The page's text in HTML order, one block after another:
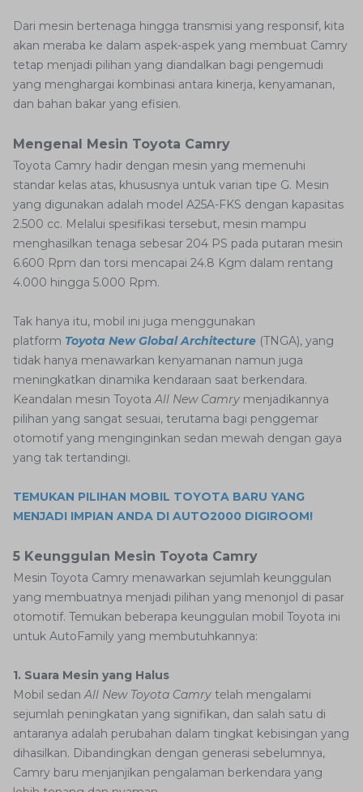
Dari mesin bertenaga hingga transmisi yang responsif, kita
akan meraba ke dalam aspek-aspek yang membuat Camry
tetap menjadi pilihan yang diandalkan bagi pengemudi
yang menghargai kombinasi antara kinerja, kenyamanan,
dan bahan bakar yang efisien.
Mengenal Mesin Toyota Camry
Toyota Camry hadir dengan mesin yang memenuhi
standar kelas atas, khususnya untuk varian tipe G. Mesin
yang digunakan adalah model A25A-FKS dengan kapasitas
2.500 cc. Melalui spesifikasi tersebut, mesin mampu
menghasilkan tenaga sebesar 204 PS pada putaran mesin
6.600 Rpm dan torsi mencapai 24.8 Kgm dalam rentang
4.000 hingga 5.000 Rpm.
Tak hanya itu, mobil ini juga menggunakan
platform Toyota New Global Architecture (TNGA), yang
tidak hanya menawarkan kenyamanan namun juga
meningkatkan dinamika kendaraan saat berkendara.
Keandalan mesin Toyota All New Camry menjadikannya
pilihan yang sangat sesuai, terutama bagi penggemar
otomotif yang menginginkan sedan mewah dengan gaya
yang tak tertandingi.
TEMUKAN PILIHAN MOBIL TOYOTA BARU YANG
MENJADI IMPIAN ANDA DI AUTO2000 DIGIROOM!
5 Keunggulan Mesin Toyota Camry
Mesin Toyota Camry menawarkan sejumlah keunggulan
yang membuatnya menjadi pilihan yang menonjol di pasar
otomotif. Temukan beberapa keunggulan mobil Toyota ini
untuk AutoFamily yang membutuhkannya:
1. Suara Mesin yang Halus
Mobil sedan All New Toyota Camry telah mengalami
sejumlah peningkatan yang signifikan, dan salah satu di
antaranya adalah perubahan dalam tingkat kebisingan yang
dihasilkan. Dibandingkan dengan generasi sebelumnya,
Camry baru menjanjikan pengalaman berkendara yang